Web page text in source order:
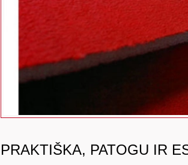
PRAKTIŠKA, PATOGU IR